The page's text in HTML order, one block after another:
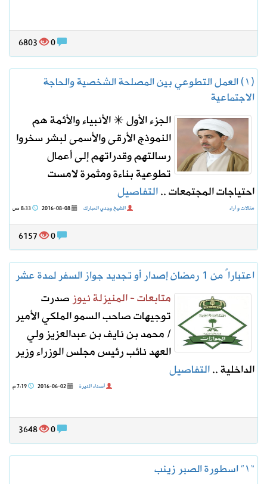
6803
(١) ​العمل التطوعي بين المصلحة الشخصية والحاجة
الاجتماعية
الجزء الأول ✳ الأنبياء والأئمة هم
النموذج الأرقى والأسمى لبشر سخروا
رسالتهم وقدراتهم إلى أعمال
تطوعية بناءة ومثمرة لامست
احتياجات المجتمعات ..التفاصيل
مقالات و أراء 2016-08-08 الشيخ وجدي المبارك
6157
اعتباراً من 1 رمضان إصدار أو تجديد جواز السفر لمدة عشر
متابعات - المنيزلة نيوزصدرت
توجيهات صاحب السمو الملكي الأمير
/ محمد بن نايف بن عبدالعزيز ولي
العهد نائب رئيس مجلس الوزراء وزير
الداخلية ..التفاصيل
2016-06-02 أصداء الديرة
3648
“١” اسطورة الصبر زينب